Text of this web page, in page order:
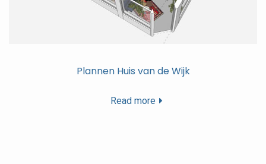
Plannen Huis van de Wijk
Read more